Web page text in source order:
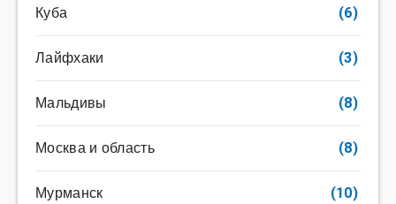
Куба (6)
Лайфхаки (3)
Мальдивы (8)
Москва и область (8)
Мурманск (10)